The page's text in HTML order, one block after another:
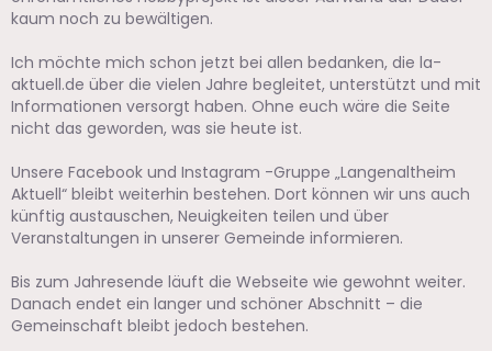
kaum noch zu bewältigen.
Ich möchte mich schon jetzt bei allen bedanken, die la-
aktuell.de über die vielen Jahre begleitet, unterstützt und mit
Informationen versorgt haben. Ohne euch wäre die Seite
nicht das geworden, was sie heute ist.
Unsere Facebook und Instagram -Gruppe „Langenaltheim
Aktuell“ bleibt weiterhin bestehen. Dort können wir uns auch
künftig austauschen, Neuigkeiten teilen und über
Veranstaltungen in unserer Gemeinde informieren.
Bis zum Jahresende läuft die Webseite wie gewohnt weiter.
Danach endet ein langer und schöner Abschnitt – die
Gemeinschaft bleibt jedoch bestehen.